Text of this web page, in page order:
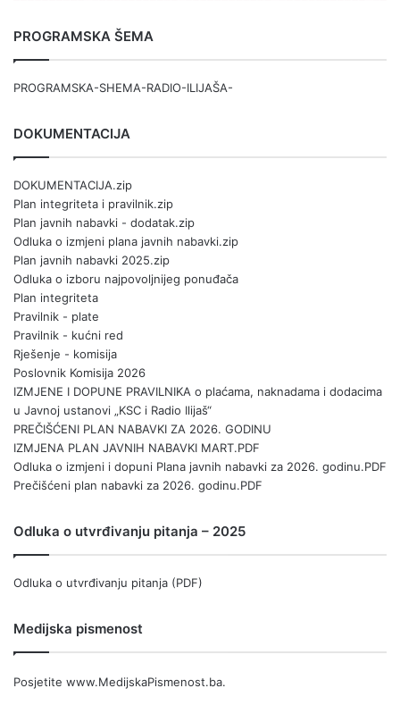
PROGRAMSKA ŠEMA
PROGRAMSKA-SHEMA-RADIO-ILIJAŠA-
DOKUMENTACIJA
DOKUMENTACIJA.zip
Plan integriteta i pravilnik.zip
Plan javnih nabavki - dodatak.zip
Odluka o izmjeni plana javnih nabavki.zip
Plan javnih nabavki 2025.zip
Odluka o izboru najpovoljnijeg ponuđača
Plan integriteta
Pravilnik - plate
Pravilnik - kućni red
Rješenje - komisija
Poslovnik Komisija 2026
IZMJENE I DOPUNE PRAVILNIKA o plaćama, naknadama i dodacima
u Javnoj ustanovi „KSC i Radio Ilijaš“
PREČIŠĆENI PLAN NABAVKI ZA 2026. GODINU
IZMJENA PLAN JAVNIH NABAVKI MART.PDF
Odluka o izmjeni i dopuni Plana javnih nabavki za 2026. godinu.PDF
Prečišćeni plan nabavki za 2026. godinu.PDF
Odluka o utvrđivanju pitanja – 2025
Odluka o utvrđivanju pitanja (PDF)
Medijska pismenost
Posjetite www.MedijskaPismenost.ba.